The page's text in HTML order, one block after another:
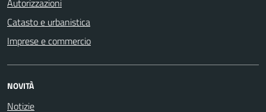
Catasto e urbanistica
Imprese e commercio
NOVITÀ
Notizie